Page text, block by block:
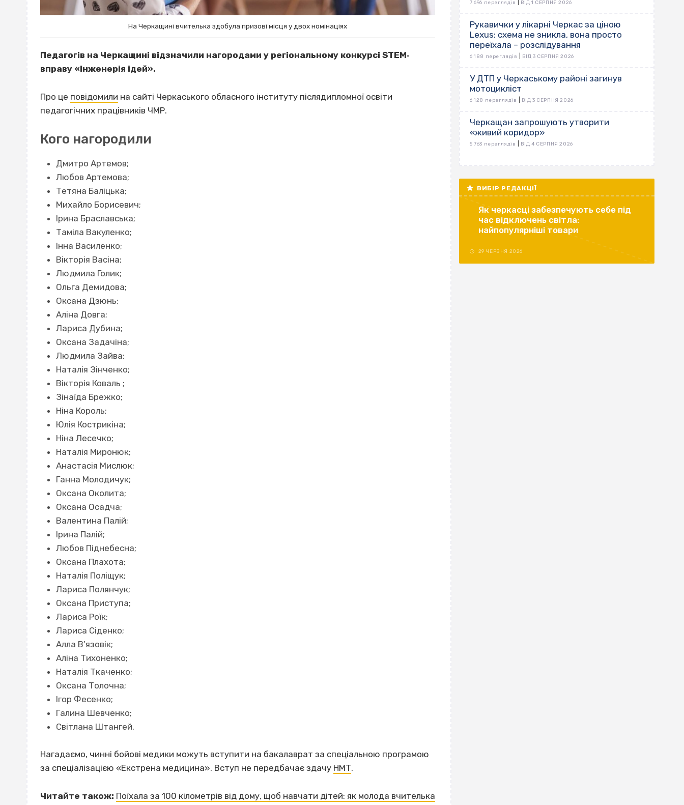
На Черкащині вчителька здобула призові місця у двох номінаціях
Педагогів на Черкащині відзначили нагородами у регіональному конкурсі STEM‐
вправу «Інженерія ідей».
Про це повідомили на сайті Черкаського обласного інституту післядипломної освіти
педагогічних працівників ЧМР.
Кого нагородили
Дмитро Артемов;
Любов Артемова;
Тетяна Баліцька;
Михайло Борисевич;
Ірина Браславська;
Таміла Вакуленко;
Інна Василенко;
Вікторія Васіна;
Людмила Голик;
Ольга Демидова;
Оксана Дзюнь;
Аліна Довга;
Лариса Дубина;
Оксана Задачіна;
Людмила Зайва;
Наталія Зінченко;
Вікторія Коваль ;
Зінаїда Брежко;
Ніна Король;
Юлія Кострикіна;
Ніна Лесечко;
Наталія Миронюк;
Анастасія Мислюк;
Ганна Молодичук;
Оксана Околита;
Оксана Осадча;
Валентина Палій;
Ірина Палій;
Любов Піднебесна;
Оксана Плахота;
Наталія Поліщук;
Лариса Полянчук;
Оксана Приступа;
Лариса Роїк;
Лариса Сіденко;
Алла В’язовік;
Аліна Тихоненко;
Наталія Ткаченко;
Оксана Толочна;
Ігор Фесенко;
Галина Шевченко;
Світлана Штангей.
Нагадаємо, чинні бойові медики можуть вступити на бакалаврат за спеціальною програмою
за спеціалізацією «Екстрена медицина». Вступ не передбачає здачу НМТ.
Читайте також: Поїхала за 100 кілометрів від дому, щоб навчати дітей: як молода вчителька
7 696 переглядів ВІД 1 СЕРПНЯ 2026
Рукавички у лікарні Черкас за ціною
Lexus: схема не зникла, вона просто
переїхала – розслідування
6 188 переглядів ВІД 3 СЕРПНЯ 2026
У ДТП у Черкаському районі загинув
мотоцикліст
6 128 переглядів ВІД 3 СЕРПНЯ 2026
Черкащан запрошують утворити
«живий коридор»
5 763 переглядів ВІД 4 СЕРПНЯ 2026
ВИБІР РЕДАКЦІЇ
Як черкасці забезпечують себе під
час відключень світла:
найпопулярніші товари
29 ЧЕРВНЯ 2026